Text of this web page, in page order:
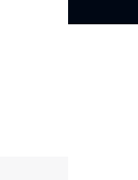
Алина Квитко